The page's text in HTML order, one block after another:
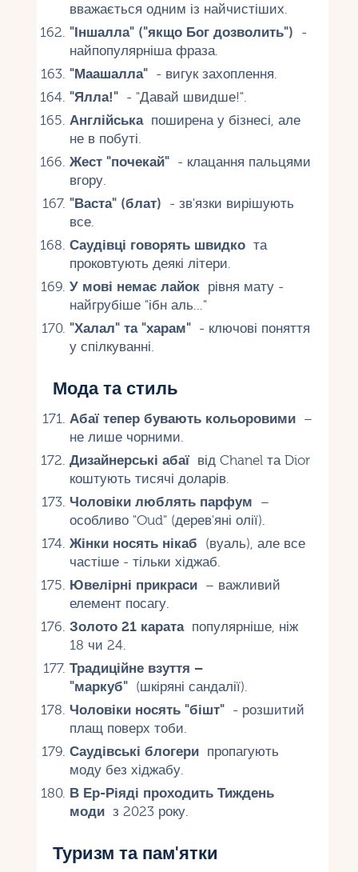
вважається одним із найчистіших.
"Іншалла" ("якщо Бог дозволить") -
найпопулярніша фраза.
"Маашалла"- вигук захоплення.
"Ялла!"- "Давай швидше!".
Англійськапоширена у бізнесі, але
не в побуті.
Жест "почекай"- клацання пальцями
вгору.
"Васта" (блат) - зв'язки вирішують
все.
Саудівці говорять швидкота
проковтують деякі літери.
У мові немає лайокрівня мату -
найгрубіше "ібн аль..."
"Халал" та "харам"- ключові поняття
у спілкуванні.
Мода та стиль
Абаї тепер бувають кольоровими–
не лише чорними.
Дизайнерські абаївід Chanel та Dior
коштують тисячі доларів.
Чоловіки люблять парфум –
особливо "Oud" (дерев'яні олії).
Жінки носять нікаб (вуаль), але все
частіше - тільки хіджаб.
Ювелірні прикраси– важливий
елемент посагу.
Золото 21 каратапопулярніше, ніж
18 чи 24.
Традиційне взуття –
"маркуб"(шкіряні сандалії).
Чоловіки носять "бішт"- розшитий
плащ поверх тоби.
Саудівські блогерипропагують
моду без хіджабу.
В Ер-Ріяді проходить Тиждень
модиз 2023 року.
Туризм та пам'ятки